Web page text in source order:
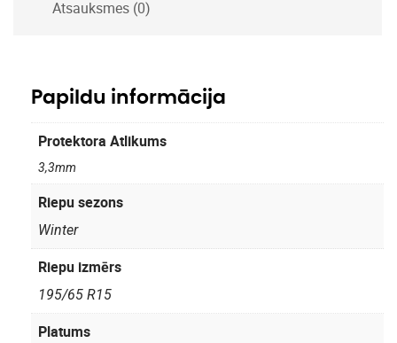
Atsauksmes (0)
Papildu informācija
Protektora Atlikums
3,3mm
Riepu sezons
Winter
Riepu izmērs
195/65 R15
Platums